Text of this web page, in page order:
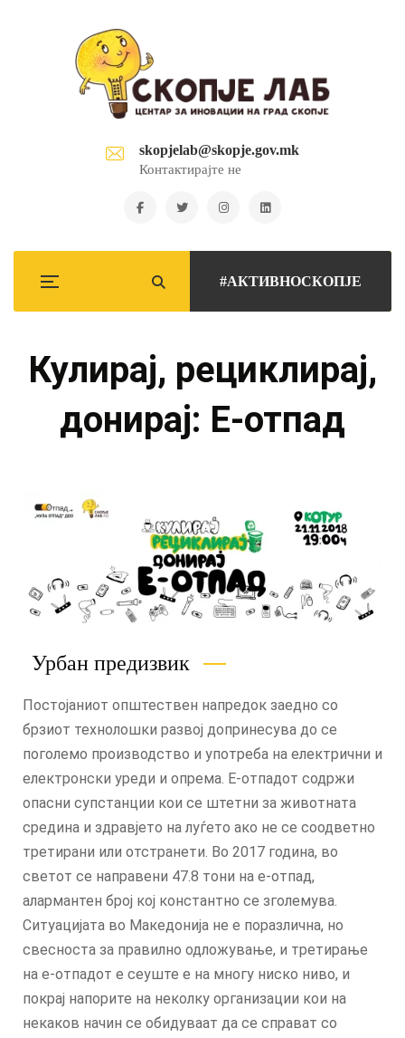
skopjelab@skopje.gov.mk
Контактирајте не
#АКТИВНОСКОПЈЕ
Кулирај, рециклирај,
донирај: Е-отпад
Урбан предизвик
Постојаниот општествен напредок заедно со
брзиот технолошки развој допринесува до се
поголемо производство и употреба на електрични и
електронски уреди и опрема. Е-отпадот содржи
опасни супстанции кои се штетни за животната
средина и здравјето на луѓето ако не се соодветно
третирани или отстранети. Во 2017 година, во
светот се направени 47.8 тони на е-отпад,
алармантен број кој константно се зголемува.
Ситуацијата во Македонија не е поразлична, но
свесноста за правилно одложување, и третирање
на е-отпадот е сеуште е на многу ниско ниво, и
покрај напорите на неколку организации кои на
некаков начин се обидуваат да се справат со